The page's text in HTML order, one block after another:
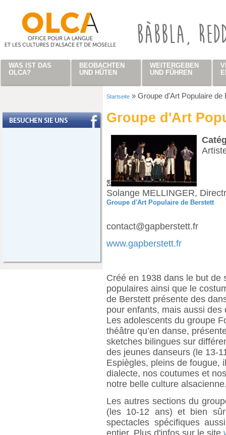
Sie sind hier
Startseite » Groupe d'Art Populaire de
Groupe d'Art
Solange MELLINGER,
Groupe d'Art Populaire de Berstett
contact@gapberstett.fr
www.gapberstett.fr
Créé en 1938 dans le but de
populaires ainsi que le
de Berstett présente des
pour enfants, mais aussi des
Les adolescents du groupe
théâtre qu’en danse,
sketches bilingues sur
des jeunes danseurs (le 13-
Espiègles, pleins de fougue,
dialecte, nos coutumes et
notre belle culture
Les autres sections du
(les 10-12 ans) et bien
spectacles spécifiques
entier. Plus d'infos sur le site
WAS IST DAS
OLCA?
BEOBACHTEN
UND HÜTEN
WEITERGEBEN
UND FÜHREN